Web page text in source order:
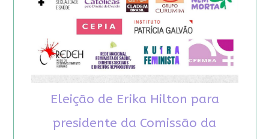
Eleição de Erika Hilton para
presidente da Comissão da